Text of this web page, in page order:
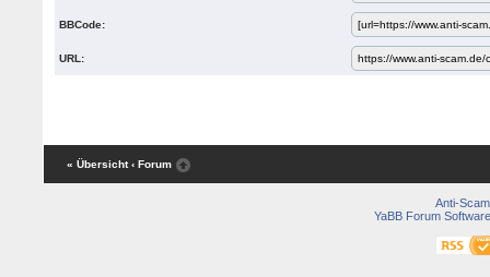
BBCode:
URL:
« Übersicht ‹ Forum
Anti-Scam
YaBB Forum Software